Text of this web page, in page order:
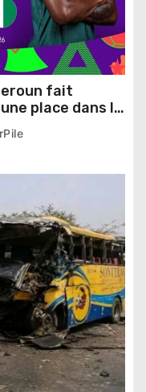
fait
place dans le